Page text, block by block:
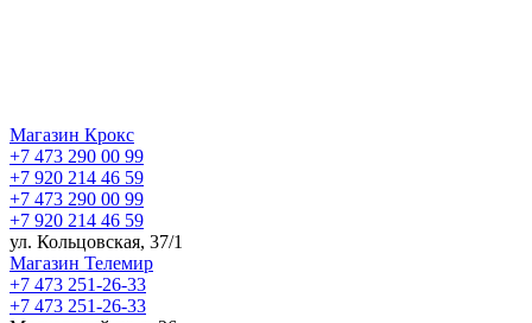
Магазин Крокс
+7 473 290 00 99
+7 920 214 46 59
+7 473 290 00 99
+7 920 214 46 59
ул. Кольцовская, 37/1
Магазин Телемир
+7 473 251-26-33
+7 473 251-26-33